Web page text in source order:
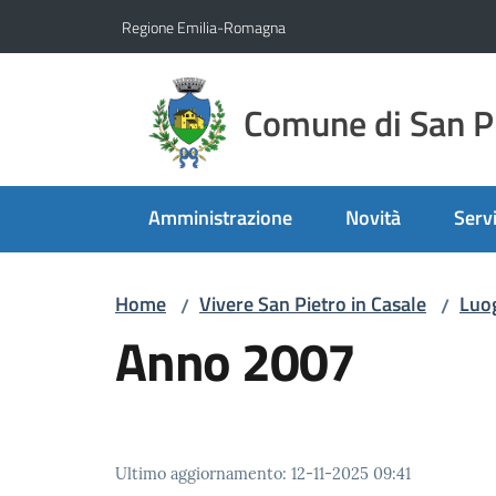
Regione Emilia-Romagna
Comune di San
Amministrazione Novità
Home / Vivere San Pietro in Casale /
Anno 2007
Ultimo aggiornamento: 12-11-2025 09:41